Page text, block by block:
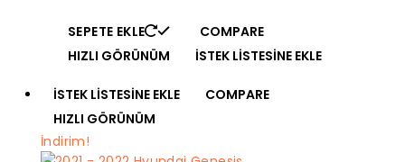
SEPETE EKLE
COMPARE
HIZLI GÖRÜNÜM
İSTEK LISTESINE EKLE
İSTEK LISTESINE EKLE
COMPARE
HIZLI GÖRÜNÜM
İndirim!